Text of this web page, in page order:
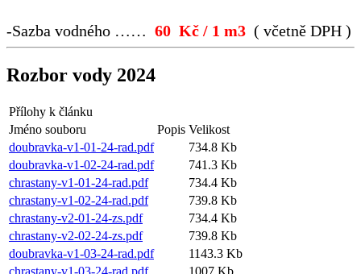
-Sazba vodného …… 60 Kč / 1 m3 ( včetně DPH )
Rozbor vody 2024
Přílohy k článku
Jméno souboru
Popis Velikost
doubravka-v1-01-24-rad.pdf
734.8 Kb
doubravka-v1-02-24-rad.pdf
741.3 Kb
chrastany-v1-01-24-rad.pdf
734.4 Kb
chrastany-v1-02-24-rad.pdf
739.8 Kb
chrastany-v2-01-24-zs.pdf
734.4 Kb
chrastany-v2-02-24-zs.pdf
739.8 Kb
doubravka-v1-03-24-rad.pdf
1143.3 Kb
chrastany-v1-03-24-rad.pdf
1007 Kb